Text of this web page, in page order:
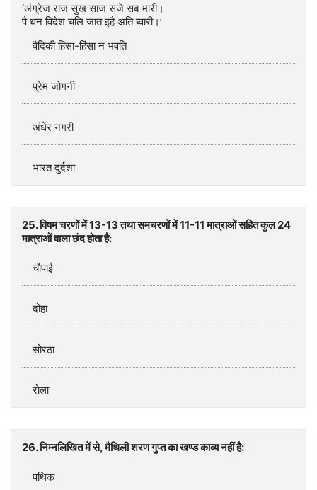
‘अंग्रेज राज सुख साज सजे सब भारी।
पै धन विदेश चलि जात इहै अति ब्वारी।’
वैदिकी हिंसा-हिंसा न भवति
प्रेम जोगनी
अंधेर नगरी
भारत दुर्दशा
25. विषम चरणों में 13-13 तथा समचरणों में 11-11 मात्राओं सहित कुल 24
मात्राओं वाला छंद होता है:
चौपाई
दोहा
सोरठा
रोला
26. निम्नलिखित में से, मैथिली शरण गुप्त का खण्ड काव्य नहीं है:
पथिक